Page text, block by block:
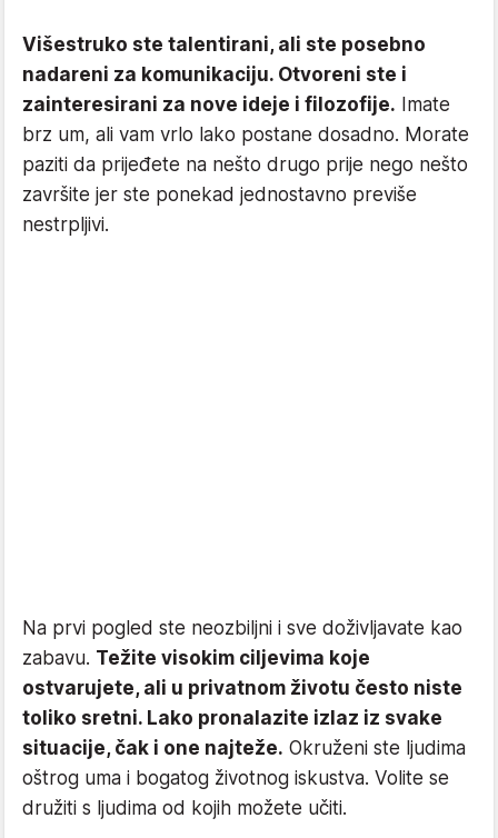
Višestruko ste talentirani, ali ste posebno
nadareni za komunikaciju. Otvoreni ste i
zainteresirani za nove ideje i filozofije. Imate
brz um, ali vam vrlo lako postane dosadno. Morate
paziti da prijeđete na nešto drugo prije nego nešto
završite jer ste ponekad jednostavno previše
nestrpljivi.
Na prvi pogled ste neozbiljni i sve doživljavate kao
zabavu. Težite visokim ciljevima koje
ostvarujete, ali u privatnom životu često niste
toliko sretni. Lako pronalazite izlaz iz svake
situacije, čak i one najteže. Okruženi ste ljudima
oštrog uma i bogatog životnog iskustva. Volite se
družiti s ljudima od kojih možete učiti.